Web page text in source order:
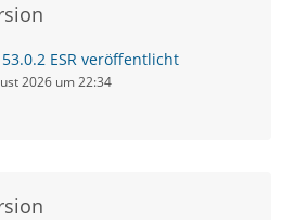
ESR veröffentlicht
2026 um 22:34